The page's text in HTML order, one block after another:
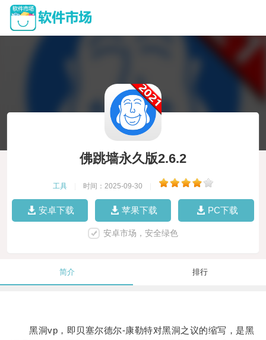
佛跳墙永久版2.6.2
工具 时间：2025-09-30
安卓下载 苹果下载 PC下载
安卓市场，安全绿色
简介 排行
黑洞vp，即贝塞尔德尔-康勒特对黑洞之议的缩写，是黑